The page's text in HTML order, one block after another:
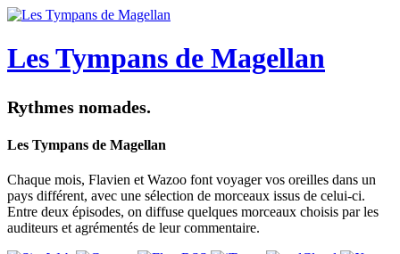
Les Tympans de Magellan
Rythmes nomades.
Les Tympans de Magellan
Chaque mois, Flavien et Wazoo font voyager vos oreilles dans un
pays différent, avec une sélection de morceaux issus de celui-ci.
Entre deux épisodes, on diffuse quelques morceaux choisis par les
auditeurs et agrémentés de leur commentaire.